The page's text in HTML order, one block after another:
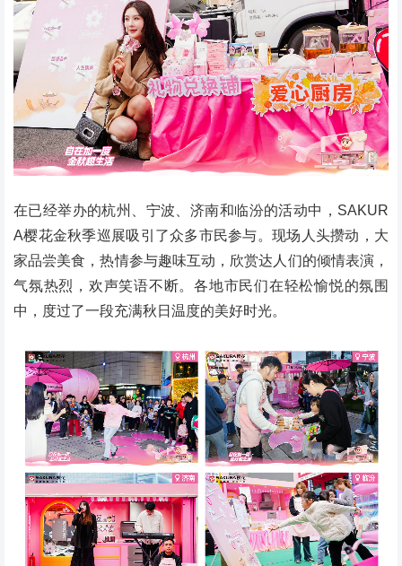
在已经举办的杭州、宁波、济南和临汾的活动中，SAKUR
A樱花金秋季巡展吸引了众多市民参与。现场人头攒动，大
家品尝美食，热情参与趣味互动，欣赏达人们的倾情表演，
气氛热烈，欢声笑语不断。各地市民们在轻松愉悦的氛围
中，度过了一段充满秋日温度的美好时光。